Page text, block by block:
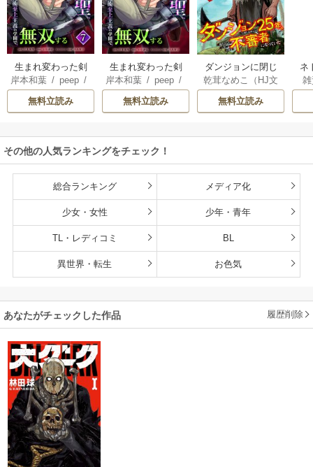
生まれ変わった剣
聖、剣士が冷遇さ
れる魔術至上主義
の学園で無双する
岸本和葉/ peep/
染野静也 /
/taskey STUDI
無料立読み
生まれ変わった剣
聖、剣士が冷遇さ
れる魔術至上主義
の学園で無双する
岸本和葉/ peep/
染野静也 /
/taskey STUDI
無料立読み
ダンジョンに閉じ
込められて25年。
救出されたときに
は立派な不審者に
版】
乾茸なめこ（HJ文
庫／ホビージャパ
ン刊）/御手洗太
無料立読み
ネ
界
こ
その他の人気ランキングをチェック！
総合ランキング メディア化
少女・女性 少年・青年
TL・レディコミ BL
異世界・転生 お色気
あなたがチェックした作品 履歴削除